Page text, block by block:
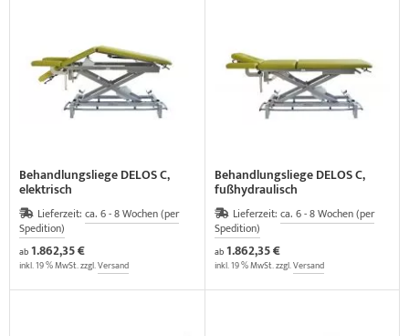
Behandlungsliege DELOS C,
elektrisch
Lieferzeit: ca. 6 - 8 Wochen (per
Spedition)
ab1.862,35 €
inkl. 19 % MwSt. zzgl.Versand
Behandlungsliege DELOS C,
fußhydraulisch
Lieferzeit: ca. 6 - 8 Wochen (per
Spedition)
ab1.862,35 €
inkl. 19 % MwSt. zzgl.Versand